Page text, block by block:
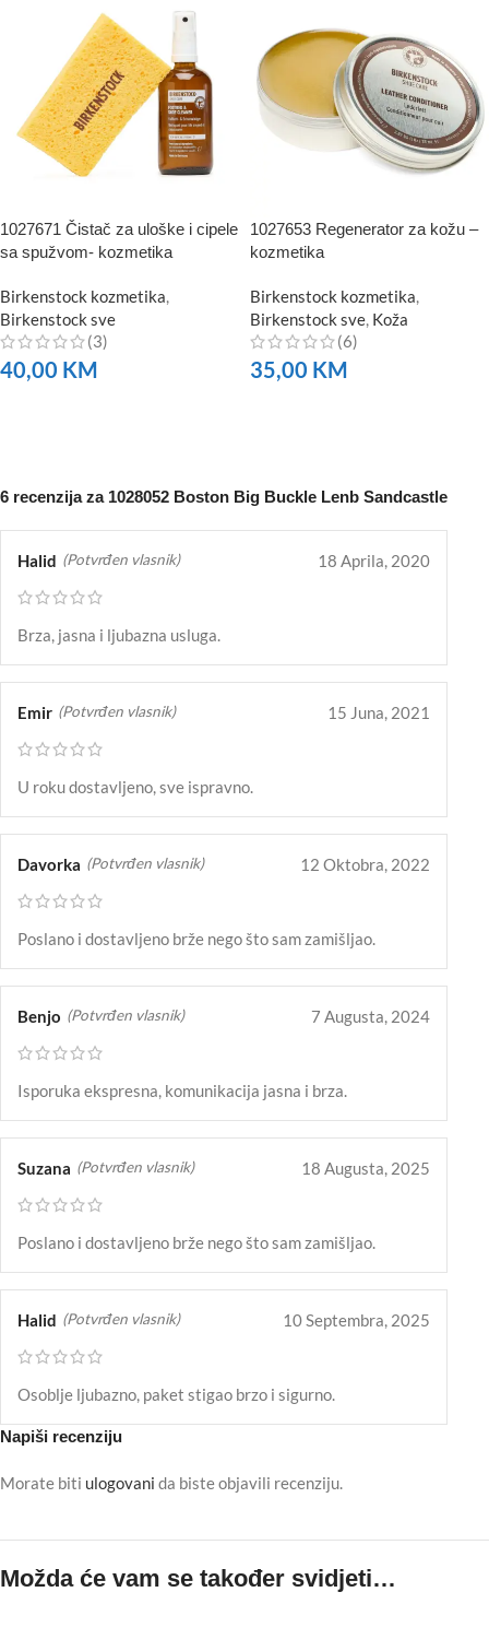
1027671 Čistač za uloške i cipele
sa spužvom- kozmetika
Birkenstock kozmetika
Birkenstock sve
(3)
40,00 KM
1027653 Regenerator za kožu –
kozmetika
Birkenstock kozmetika
Birkenstock sve Koža
(6)
35,00 KM
6 recenzija za 1028052 Boston Big Buckle Lenb Sandcastle
Halid (Potvrđen vlasnik) 18 Aprila, 2020
Brza, jasna i ljubazna usluga.
Emir (Potvrđen vlasnik) 15 Juna, 2021
U roku dostavljeno, sve ispravno.
Davorka (Potvrđen vlasnik) 12 Oktobra, 2022
Poslano i dostavljeno brže nego što sam zamišljao.
Benjo (Potvrđen vlasnik) 7 Augusta, 2024
Isporuka ekspresna, komunikacija jasna i brza.
Suzana (Potvrđen vlasnik) 18 Augusta, 2025
Poslano i dostavljeno brže nego što sam zamišljao.
Halid (Potvrđen vlasnik) 10 Septembra, 2025
Osoblje ljubazno, paket stigao brzo i sigurno.
Napiši recenziju
Morate biti ulogovani da biste objavili recenziju.
Možda će vam se također svidjeti…